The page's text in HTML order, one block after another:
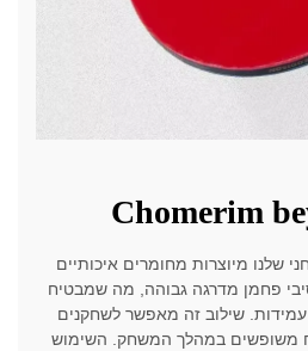
Chomerim
שלנו מיוצרות מחומרים איכותיים
פחמן מדרגה גבוהה, מה שמבטיח
שילוב זה מאפשר לשחקנים
משופשים במהלך המשחק. השימוש